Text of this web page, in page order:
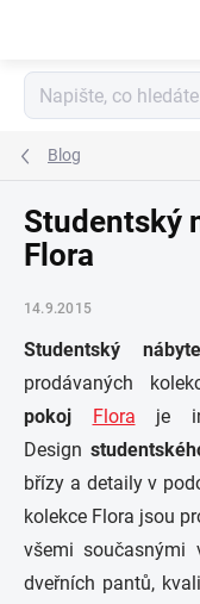
Blog
Studentský
Flora
14.9.2015
Studentský
prodávaných
pokoj
Flora je
Design
břízy a detaily v
kolekce Flora jsou
všemi současnými
dveřních pantů,